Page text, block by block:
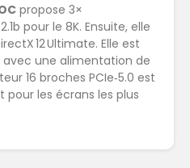
propose 3×
pour le 8K. Ensuite, elle
12 Ultimate. Elle est
avec une alimentation de
16 broches PCIe‑5.0 est
pour les écrans les plus